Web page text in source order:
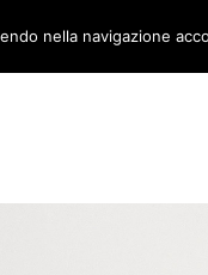
nella navigazione